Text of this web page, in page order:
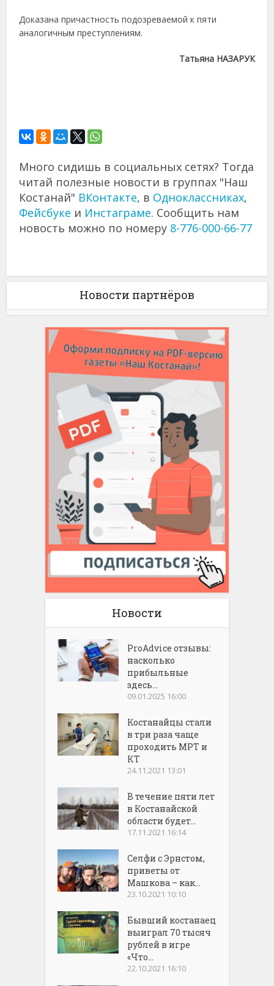
Доказана причастность подозреваемой к пяти
аналогичным преступлениям.
Татьяна НАЗАРУК
Много сидишь в социальных сетях? Тогда
читай полезные новости в группах "Наш
Костанай" ВКонтакте, в Одноклассниках,
Фейсбуке и Инстаграме. Сообщить нам
новость можно по номеру 8-776-000-66-77
Новости партнёров
Новости
ProAdvice отзывы:
насколько
прибыльные
здесь...
09.01.2025 16:00
Костанайцы стали
в три раза чаще
проходить МРТ и
КТ
24.11.2021 13:01
В течение пяти лет
в Костанайской
области будет...
17.11.2021 16:14
Селфи с Эрнстом,
приветы от
Машкова – как...
23.10.2021 10:10
Бывший костанаец
выиграл 70 тысяч
рублей в игре
«Что...
22.10.2021 16:10